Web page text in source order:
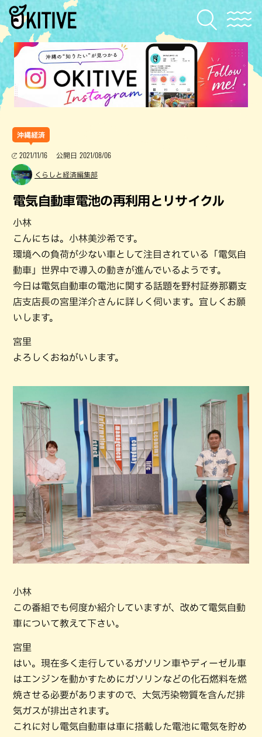
沖縄経済
2021/11/16 公開日 2021/08/06
くらしと経済編集部
電気自動車電池の再利用とリサイクル
小林
こんにちは。小林美沙希です。
環境への負荷が少ない車として注目されている「電気自
動車」世界中で導入の動きが進んでいるようです。
今日は電気自動車の電池に関する話題を野村証券那覇支
店支店長の宮里洋介さんに詳しく伺います。宜しくお願
いします。
宮里
よろしくおねがいします。
小林
この番組でも何度か紹介していますが、改めて電気自動
車について教えて下さい。
宮里
はい。現在多く走行しているガソリン車やディーゼル車
はエンジンを動かすためにガソリンなどの化石燃料を燃
焼させる必要がありますので、大気汚染物質を含んだ排
気ガスが排出されます。
これに対し電気自動車は車に搭載した電池に電気を貯め